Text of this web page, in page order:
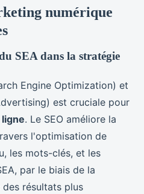
numérique
SEA dans la stratégie
Engine Optimization) et
est cruciale pour
. Le SEO améliore la
l'optimisation de
les mots-clés, et les
par le biais de la
résultats plus